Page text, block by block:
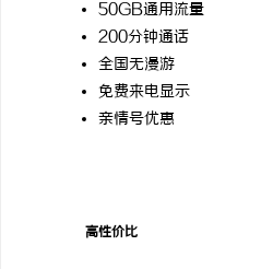
50GB通用流量
200分钟通话
全国无漫游
免费来电显示
亲情号优惠
高性价比